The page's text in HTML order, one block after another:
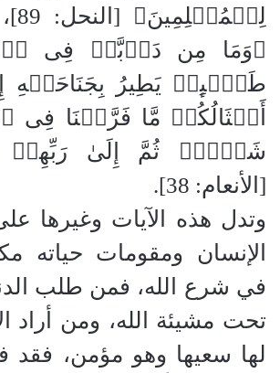
﴿وَمَا مِن دَاۤبَّةࣲ فِی
طَـٰۤىِٕرࣲ یَطِیرُ
أَمۡثَالُكُمۚ مَّا فَرَّطۡنَا فِی
شَیۡءࣲۚ ثُمَّ إِلَىٰ رَبِّهِمۡ
[الأنعام: 38].
​وتدل هذه الآيات وغيرها
الإنسان ومقومات حياته
في شرع الله، فمن طلب
تحت مشيئة الله، ومن أراد
لها سعيها وهو مؤمن، فقد